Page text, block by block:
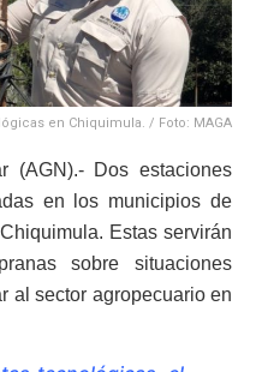
en Chiquimula. / Foto: MAGA
(AGN).- Dos estaciones
en los municipios de
Estas servirán
sobre situaciones
al sector agropecuario en